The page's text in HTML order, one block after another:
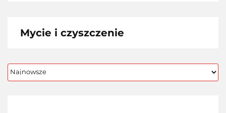
Mycie i czyszczenie